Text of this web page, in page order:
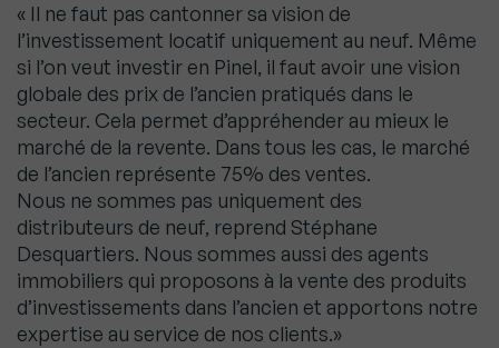
« Il ne faut pas cantonner sa vision de
l’investissement locatif uniquement au neuf. Même
si l’on veut investir en Pinel, il faut avoir une vision
globale des prix de l’ancien pratiqués dans le
secteur. Cela permet d’appréhender au mieux le
marché de la revente. Dans tous les cas, le marché
de l’ancien représente 75% des ventes.
Nous ne sommes pas uniquement des
distributeurs de neuf, reprend Stéphane
Desquartiers. Nous sommes aussi des agents
immobiliers qui proposons à la vente des produits
d’investissements dans l’ancien et apportons notre
expertise au service de nos clients.»